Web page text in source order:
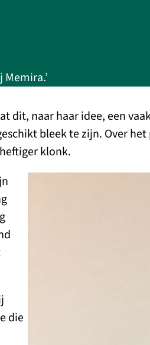
naar haar idee, een
bleek te zijn. Over
klonk.
die